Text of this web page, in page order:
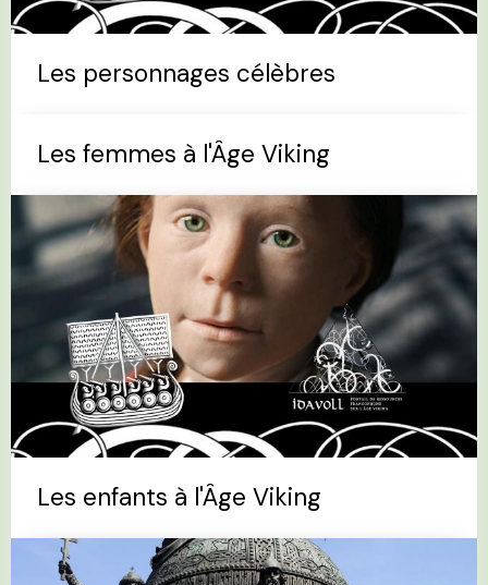
Les personnages célèbres
Les femmes à l'Âge Viking
Les enfants à l'Âge Viking